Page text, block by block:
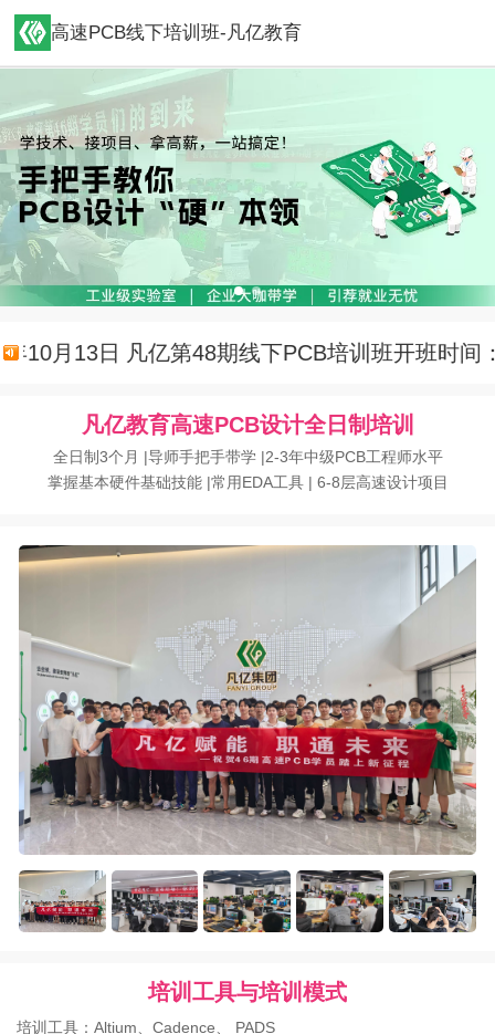
高速PCB线下培训班-凡亿教育
月13日 凡亿第48期线下PCB培训班开班时间：
凡亿教育高速PCB设计全日制培训
全日制3个月 |导师手把手带学 |2-3年中级PCB工程师水平
掌握基本硬件基础技能 |常用EDA工具 | 6-8层高速设计项目
培训工具与培训模式
培训工具：Altium、Cadence、 PADS